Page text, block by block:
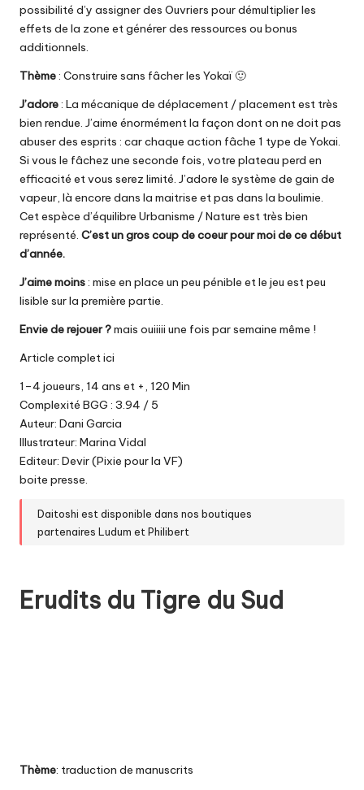
possibilité d’y assigner des Ouvriers pour démultiplier les
effets de la zone et générer des ressources ou bonus
additionnels.
Thème: Construire sans fâcher les Yokaï 🙂
J’adore: La mécanique de déplacement / placement est très
bien rendue. J’aime énormément la façon dont on ne doit pas
abuser des esprits : car chaque action fâche 1 type de Yokai.
Si vous le fâchez une seconde fois, votre plateau perd en
efficacité et vous serez limité. J’adore le système de gain de
vapeur, là encore dans la maitrise et pas dans la boulimie.
Cet espèce d’équilibre Urbanisme / Nature est très bien
représenté. C’est un gros coup de coeur pour moi de ce début
d’année.
J’aime moins: mise en place un peu pénible et le jeu est peu
lisible sur la première partie.
Envie de rejouer ?mais ouiiiii une fois par semaine même !
Article complet ici
1–4 joueurs, 14 ans et +, 120 Min
Complexité BGG : 3.94 / 5
Auteur: Dani Garcia
Illustrateur: Marina Vidal
Editeur: Devir (Pixie pour la VF)
boite presse.
Daitoshi est disponible dans nos boutiques
partenairesLudum etPhilibert
Erudits du Tigre du Sud
Thème: traduction de manuscrits